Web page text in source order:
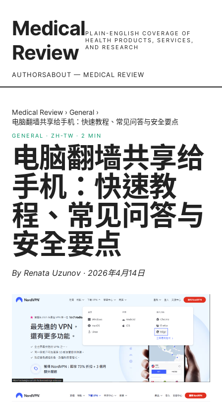
Medical
Review
PLAIN-ENGLISH COVERAGE OF
HEALTH PRODUCTS, SERVICES,
AND RESEARCH
AUTHORSABOUT — MEDICAL REVIEW
Medical Review › General ›
电脑翻墙共享给手机：快速教程、常见问答与安全要点
GENERAL · ZH-TW · 2 MIN
电脑翻墙共享给
手机：快速教
程、常见问答与
安全要点
By Renata Uzunov · 2026年4月14日